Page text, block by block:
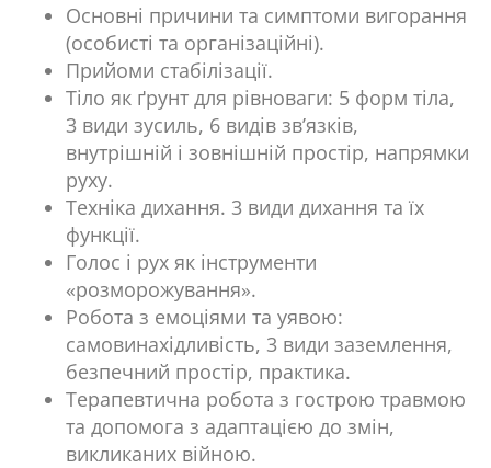
Основні причини та симптоми вигорання
(особисті та організаційні).
Прийоми стабілізації.
Тіло як ґрунт для рівноваги: ​​5 форм тіла,
3 види зусиль, 6 видів зв’язків,
внутрішній і зовнішній простір, напрямки
руху.
Техніка дихання. 3 види дихання та їх
функції.
Голос і рух як інструменти
«розморожування».
Робота з емоціями та уявою:
самовинахідливість, 3 види заземлення,
безпечний простір, практика.
Терапевтична робота з гострою травмою
та допомога з адаптацією до змін,
викликаних війною.